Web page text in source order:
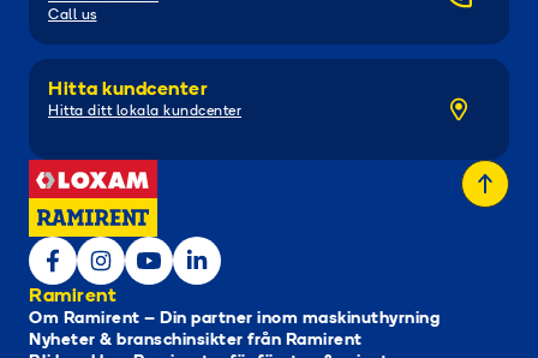
Call us
Hitta kundcenter
Hitta ditt lokala kundcenter
Ramirent
Om Ramirent – Din partner inom maskinuthyrning
Nyheter & branschinsikter från Ramirent